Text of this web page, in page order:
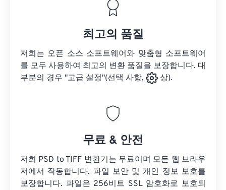
최고의 품질
저희는 오픈 소스 소프트웨어와 맞춤형 소프트웨어
를 모두 사용하여 최고의 변환 품질을 보장합니다. 대
부분의 경우 "고급 설정"(선택 사항,
상).
무료 & 안전
저희 PSD to TIFF 변환기는 무료이며 모든 웹 브라우
저에서 작동합니다. 파일 보안 및 개인 정보 보호를
보장합니다. 파일은 256비트 SSL 암호화로 보호되